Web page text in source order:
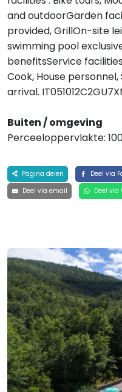
and outdoorGarden
provided, GrillOn-site
swimming pool
benefitsService
Cook, House
arrival.
Buiten / omgeving
Perceeloppervlakte:
Pagina delen Deel via
Deel via email
Deel via